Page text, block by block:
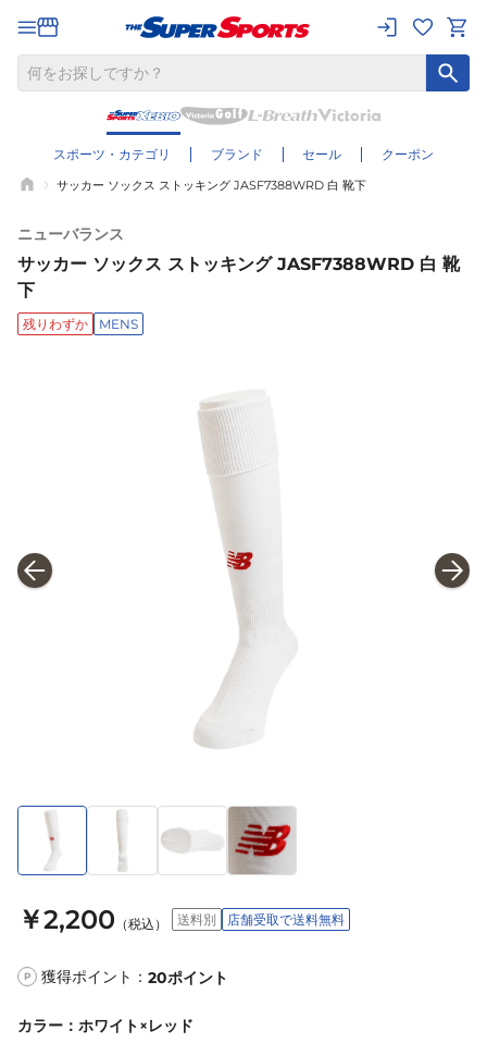
スポーツ・カテゴリ ブランド セール クーポン
サッカー ソックス ストッキング JASF7388WRD 白 靴下
ニューバランス
サッカー ソックス ストッキング JASF7388WRD 白 靴
下
残りわずか MENS
￥2,200 （税込） 送料別 店舗受取で送料無料
P 獲得ポイント： 20ポイント
カラー ： ホワイト×レッド